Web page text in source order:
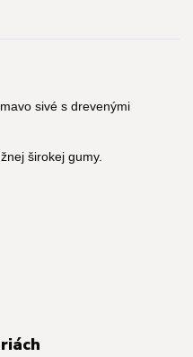
sivé s drevenými
širokej gumy.